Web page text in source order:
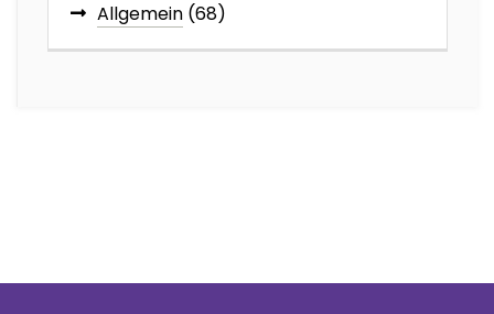
Allgemein (68)